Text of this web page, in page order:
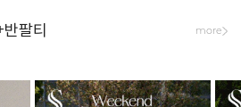
팔티 more